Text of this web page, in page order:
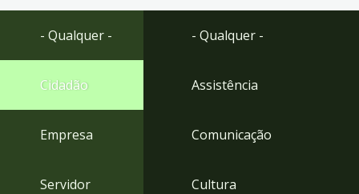
Ir
rodapé
- Qualquer -
Cidadão
Empresa
Servidor
- Qualquer -
Assistência
Comunicação
Cultura